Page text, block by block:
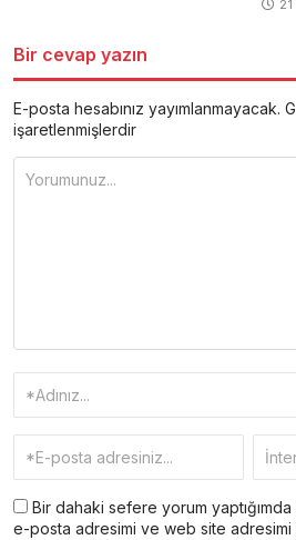
Bir cevap yazın
E-posta hesabınız yayımlanmayacak.
işaretlenmişlerdir
Bir dahaki sefere yorum yaptığımda
e-posta adresimi ve web site adresimi